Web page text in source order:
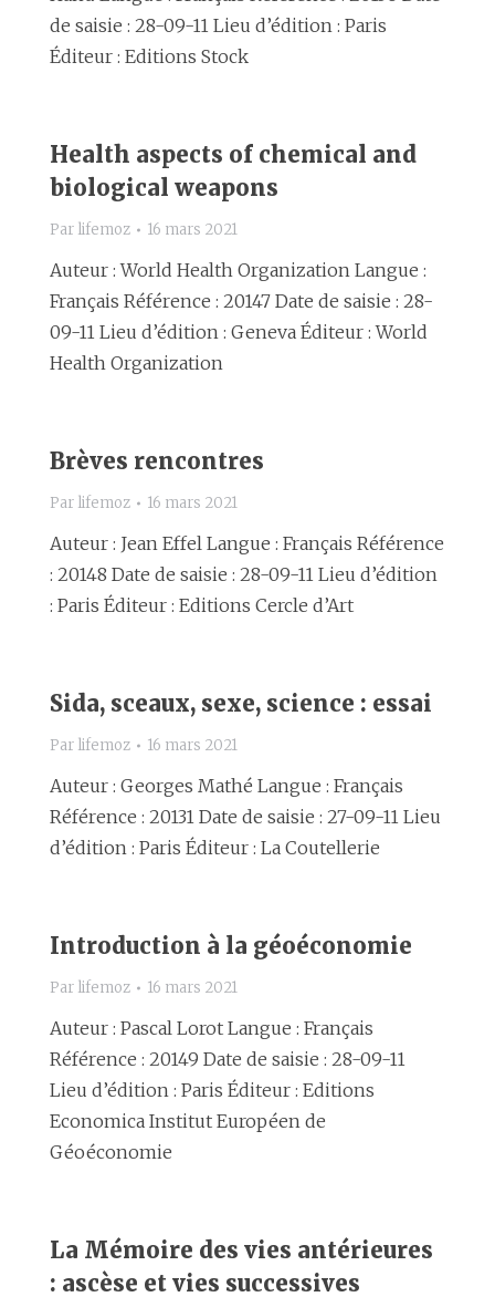
de saisie : 28-09-11 Lieu d’édition : Paris
Éditeur : Editions Stock
Health aspects of chemical and
biological weapons
Par lifemoz 16 mars 2021
Auteur : World Health Organization Langue :
Français Référence : 20147 Date de saisie : 28-
09-11 Lieu d’édition : Geneva Éditeur : World
Health Organization
Brèves rencontres
Par lifemoz 16 mars 2021
Auteur : Jean Effel Langue : Français Référence
: 20148 Date de saisie : 28-09-11 Lieu d’édition
: Paris Éditeur : Editions Cercle d’Art
Sida, sceaux, sexe, science : essai
Par lifemoz 16 mars 2021
Auteur : Georges Mathé Langue : Français
Référence : 20131 Date de saisie : 27-09-11 Lieu
d’édition : Paris Éditeur : La Coutellerie
Introduction à la géoéconomie
Par lifemoz 16 mars 2021
Auteur : Pascal Lorot Langue : Français
Référence : 20149 Date de saisie : 28-09-11
Lieu d’édition : Paris Éditeur : Editions
Economica Institut Européen de
Géoéconomie
La Mémoire des vies antérieures
: ascèse et vies successives